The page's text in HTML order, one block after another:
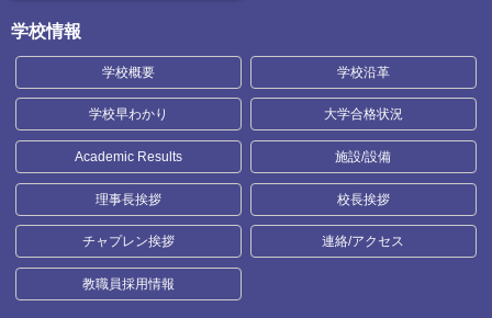
学校情報
学校概要 学校沿革
学校早わかり 大学合格状況
Academic Results 施設/設備
理事長挨拶 校長挨拶
チャプレン挨拶 連絡/アクセス
教職員採用情報